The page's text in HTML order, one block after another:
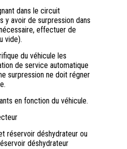
dans le circuit
y avoir de surpression dans
effectuer de
vide).
du véhicule les
de service automatique
surpression ne doit régner
en fonction du véhicule.
réservoir déshydrateur ou
déshydrateur